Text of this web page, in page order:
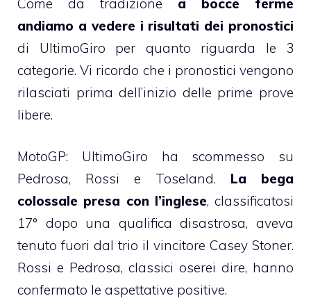
andiamo a vedere i risultati dei pronostici
di UltimoGiro per quanto riguarda le 3
categorie. Vi ricordo che i pronostici vengono
rilasciati prima dell’inizio delle prime prove
libere.
MotoGP: UltimoGiro ha scommesso su
Pedrosa, Rossi e Toseland. La bega
colossale presa con l’inglese, classificatosi
17° dopo una qualifica disastrosa, aveva
tenuto fuori dal trio il vincitore Casey Stoner.
Rossi e Pedrosa, classici oserei dire, hanno
confermato le aspettative positive.